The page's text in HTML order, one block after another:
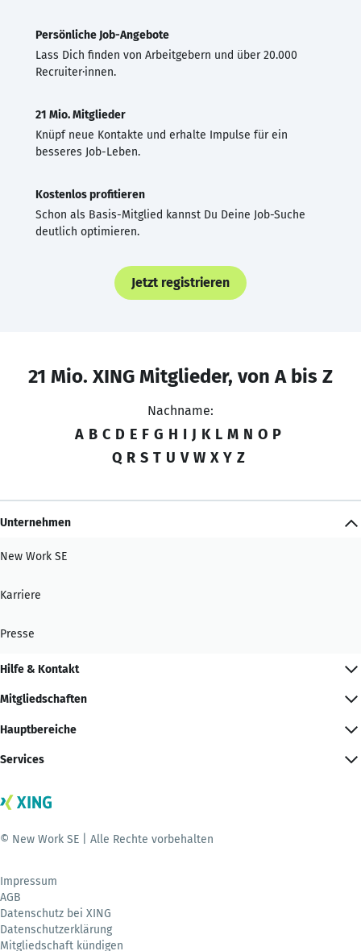
Persönliche Job-Angebote
Lass Dich finden von Arbeitgebern und über 20.000
Recruiter·innen.
21 Mio. Mitglieder
Knüpf neue Kontakte und erhalte Impulse für ein
besseres Job-Leben.
Kostenlos profitieren
Schon als Basis-Mitglied kannst Du Deine Job-Suche
deutlich optimieren.
Jetzt registrieren
21 Mio. XING Mitglieder, von A bis Z
Nachname:
A B C D E F G H I J K L M N O P
Q R S T U V W X Y Z
Unternehmen
New Work SE
Karriere
Presse
Hilfe & Kontakt
Mitgliedschaften
Hauptbereiche
Services
© New Work SE | Alle Rechte vorbehalten
Impressum
AGB
Datenschutz bei XING
Datenschutzerklärung
Mitgliedschaft kündigen